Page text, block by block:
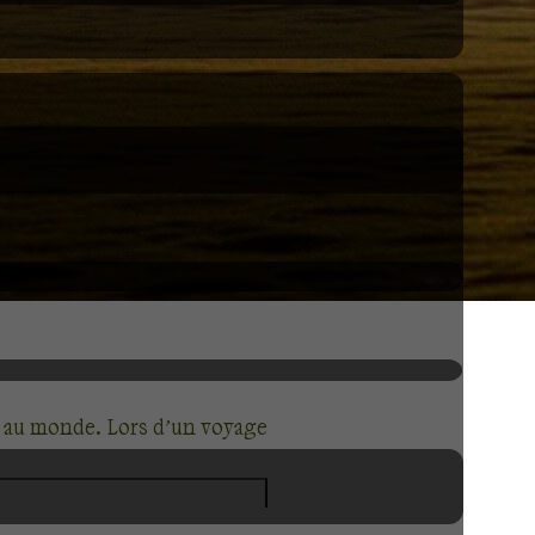
monde. Lors d’un voyage
et de confort unique,